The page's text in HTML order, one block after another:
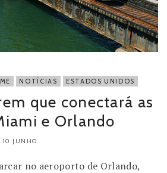
NOTÍCIAS ESTADOS UNIDOS
que conectará as
e Orlando
10 JUNHO
no aeroporto de Orlando,